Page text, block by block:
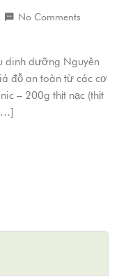
No Comments
dinh dưỡng Nguyên
đỗ an toàn từ các cơ
– 200g thịt nạc (thịt